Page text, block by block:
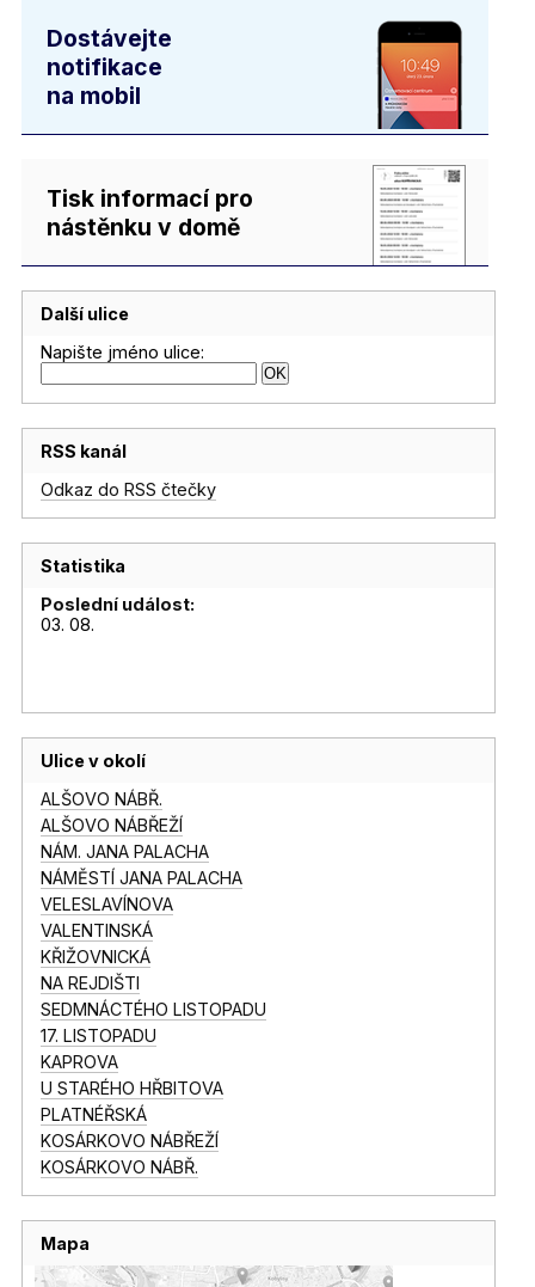
Dostávejte
notifikace
na mobil
Tisk informací pro
nástěnku v domě
Další ulice
Napište jméno ulice:
RSS kanál
Odkaz do RSS čtečky
Statistika
Poslední událost:
03. 08.
Ulice v okolí
ALŠOVO NÁBŘ.
ALŠOVO NÁBŘEŽÍ
NÁM. JANA PALACHA
NÁMĚSTÍ JANA PALACHA
VELESLAVÍNOVA
VALENTINSKÁ
KŘIŽOVNICKÁ
NA REJDIŠTI
SEDMNÁCTÉHO LISTOPADU
17. LISTOPADU
KAPROVA
U STARÉHO HŘBITOVA
PLATNÉŘSKÁ
KOSÁRKOVO NÁBŘEŽÍ
KOSÁRKOVO NÁBŘ.
Mapa